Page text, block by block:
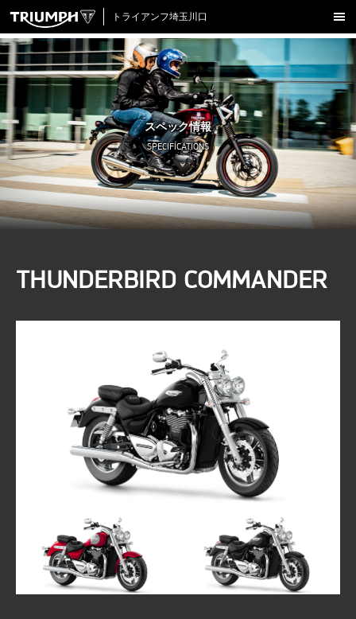
トライアンフ埼玉川口
試乗車一覧
認定中古車
アクセサリー
クロージング
アップデート
店舗情報
スペック情報
SPECIFICATIONS
THUNDERBIRD COMMANDER